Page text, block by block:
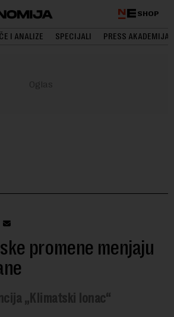
SHOP
I ANALIZE SPECIJALI PRESS AKADEMIJA
promene menjaju
„Klimatski lonac“